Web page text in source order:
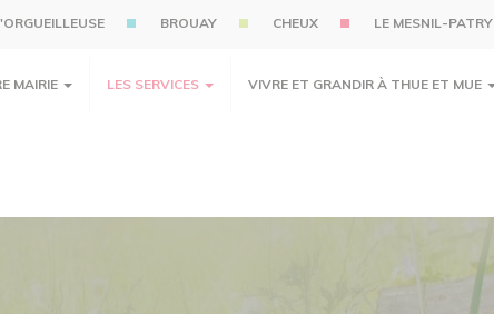
BROUAY CHEUX LE MESNIL-PATRY
MAIRIE LES SERVICES VIVRE ET GRANDIR À THUE ET MUE